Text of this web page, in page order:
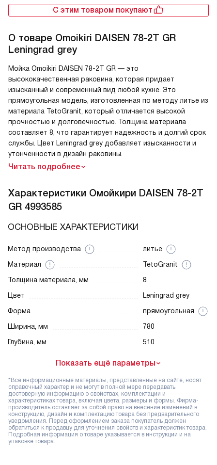
С этим товаром покупают
О товаре Omoikiri DAISEN 78-2T GR
Leningrad grey
Мойка Omoikiri DAISEN 78-2T GR — это
высококачественная раковина, которая придает
изысканный и современный вид любой кухне. Это
прямоугольная модель, изготовленная по методу литье из
материала TetoGranit, который отличается высокой
прочностью и долговечностью. Толщина материала
составляет 8, что гарантирует надежность и долгий срок
службы. Цвет Leningrad grey добавляет изысканности и
утонченности в дизайн раковины.
Читать подробнее
Характеристики Омойкири DAISEN 78-2T
GR 4993585
ОСНОВНЫЕ ХАРАКТЕРИСТИКИ
Метод производства
литье
Материал
TetoGranit
Толщина материала, мм
8
Цвет
Leningrad grey
Форма
прямоугольная
Ширина, мм
780
Глубина, мм
510
Показать ещё параметры
*Все информационные материалы, представленные на сайте, носят
справочный характер и не могут в полной мере передавать
достоверную информацию о свойствах, комплектации и
характеристиках товара, включая цвета, размеры и формы. Фирма-
производитель оставляет за собой право на внесение изменений в
конструкцию, дизайн и комплектацию товара без предварительного
уведомления. Перед оформлением заказа покупатель должен
обратиться к продавцу для уточнения свойств и характеристик товара.
Подробная информация о товаре указывается в инструкции и на
упаковке товара.